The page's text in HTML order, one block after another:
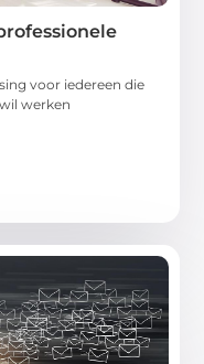
voor iedereen die
werken